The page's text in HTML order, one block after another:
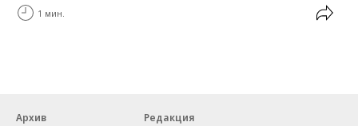
1 мин.
Архив
Редакция